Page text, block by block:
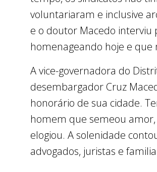
voluntariaram e inclusive
e o doutor Macedo interviu
homenageando hoje e que
A vice-governadora do
desembargador Cruz
honorário de sua cidade.
homem que semeou amor,
elogiou. A solenidade
advogados, juristas e